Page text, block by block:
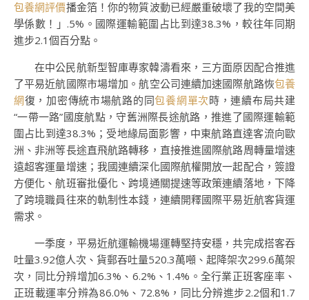
包養網評價播金箔！你的物質波動已經嚴重破壞了我的空間美
學係數！」.5%。國際運輸範圍占比到達38.3%，較往年同期
進步2.1個百分點。
在中公民航新型智庫專家韓濤看來，三方面原因配合推進
了平易近航國際市場增加。航空公司連續加速國際航路恢包養
網復，加密傳統市場航路的同包養網單次時，連續布局共建
“一帶一路”國度航點，守舊洲際長途航路，推進了國際運輸範
圍占比到達38.3%；受地緣局面影響，中東航路直達客流向歐
洲、非洲等長途直飛航路轉移，直接推進國際航路周轉量增速
遠超客運量增速；我國連續深化國際航權開放一起配合，簽證
方便化、航班審批優化、跨境通關提速等政策連續落地，下降
了跨境職員往來的軌制性本錢，連續開釋國際平易近航客貨運
需求。
一季度，平易近航運輸機場運轉堅持安穩，共完成搭客吞
吐量3.92億人次、貨郵吞吐量520.3萬噸、起降架次299.6萬架
次，同比分辨增加6.3%、6.2%、1.4%。全行業正班客座率、
正班載運率分辨為86.0%、72.8%，同比分辨進步2.2個和1.7